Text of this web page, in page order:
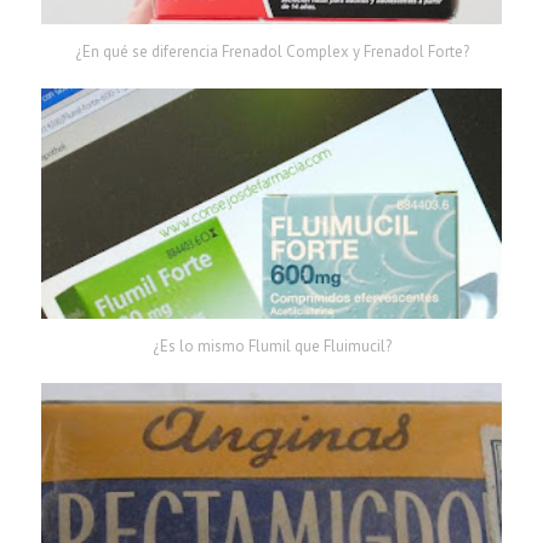
¿En qué se diferencia Frenadol Complex y Frenadol Forte?
¿Es lo mismo Flumil que Fluimucil?